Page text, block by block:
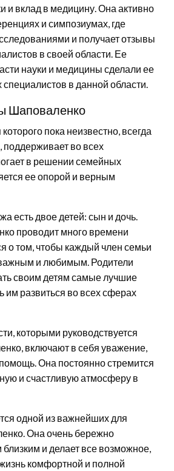
и вклад в медицину. Она активно
и симпозиумах, где
и получает отзывы
в своей области. Ее
науки и медицины сделали ее
в данной области.
Шаповаленко
пока неизвестно, всегда
поддерживает во всех
в решении семейных
ее опорой и верным
есть двое детей: сын и дочь.
проводит много времени
о том, чтобы каждый член семьи
и любимым. Родители
своим детям самые лучшие
им развиться во всех сферах
которыми руководствуется
включают в себя уважение,
Она постоянно стремится
и счастливую атмосферу в
одной из важнейших для
Она очень бережно
близким и делает все возможное,
комфортной и полной